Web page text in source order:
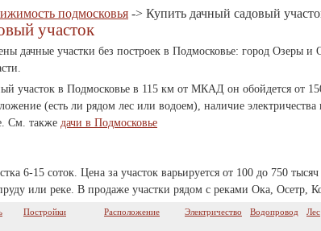
подмосковья -> Купить дачный садовый
участок
дачные участки без построек в Подмосковье: город Озеры
участок в Подмосковье в 115 км от МКАД он обойдется от
(есть ли рядом лес или водоем), наличие
См. также дачи в Подмосковье
6-15 соток. Цена за участок варьируется от 100 до 750
или реке. В продаже участки рядом с реками Ока, Осетр,
Постройки Расположение Электричество Водопровод Лес